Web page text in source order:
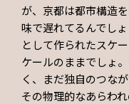
が、京都は都市構造
味で遅れてるんでし
として作られたスケ
ケールのままでしょ
く、まだ独自のつな
その物理的なあらわ